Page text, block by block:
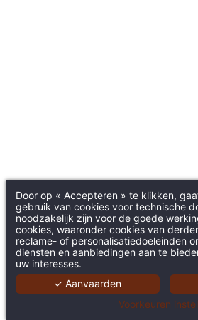
Door op « Accepteren » te klikken,
gebruik van cookies voor technische
noodzakelijk zijn voor de goede
cookies, waaronder cookies van
reclame- of personalisatiedoeleinden
diensten en aanbiedingen aan te
uw interesses.
✓ Aanvaarden
Voorkeuren